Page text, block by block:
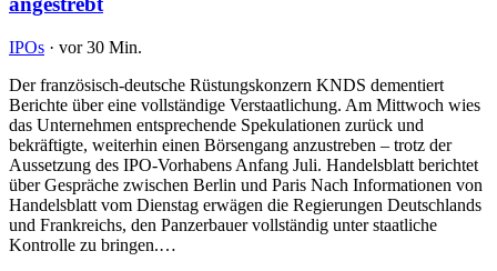
IPOs · vor 30 Min.
Der französisch-deutsche Rüstungskonzern KNDS dementiert
Berichte über eine vollständige Verstaatlichung. Am Mittwoch wies
das Unternehmen entsprechende Spekulationen zurück und
bekräftigte, weiterhin einen Börsengang anzustreben – trotz der
Aussetzung des IPO-Vorhabens Anfang Juli. Handelsblatt berichtet
über Gespräche zwischen Berlin und Paris Nach Informationen von
Handelsblatt vom Dienstag erwägen die Regierungen Deutschlands
und Frankreichs, den Panzerbauer vollständig unter staatliche
Kontrolle zu bringen.…